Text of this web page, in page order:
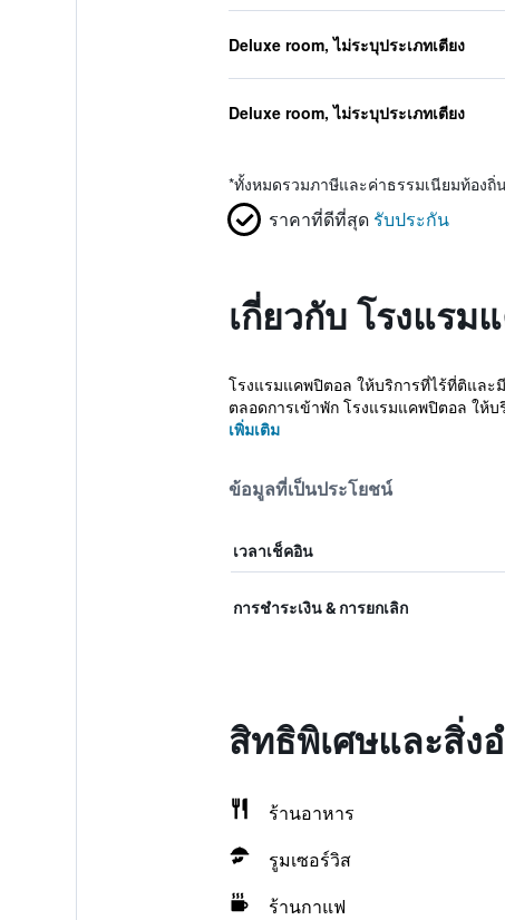
Deluxe room, ไม่ระบุประเภทเตียง
Deluxe room, ไม่ระบุประเภทเตียง
*ทั้งหมดรวมภาษีและค่าธรรมเนียมท้องถิ่
ราคาที่ดีที่สุด รับประกัน
เกี่ยวกับ โรงแรม
โรงแรมแคพปิตอล ให้บริการที่ไร้ที่ติและ
ตลอดการเข้าพัก โรงแรมแคพปิตอล ให้
เพิ่มเติม
ข้อมูลที่เป็นประโยชน์
เวลาเช็คอิน
การชำระเงิน & การยกเลิก
สิทธิพิเศษและสิ่ง
ร้านอาหาร
รูมเซอร์วิส
ร้านกาแฟ